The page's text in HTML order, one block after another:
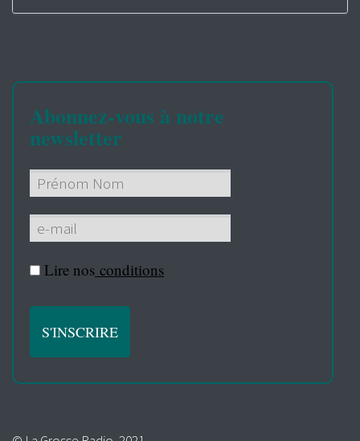
Abonnez-vous à notre
newsletter
Lire nos conditions